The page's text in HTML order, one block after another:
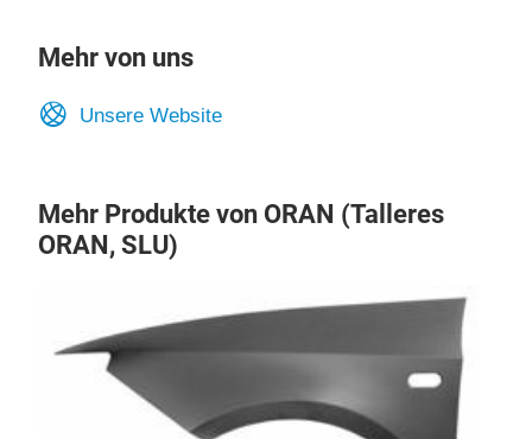
Mehr von uns
Unsere Website
Mehr Produkte von ORAN (Talleres
ORAN, SLU)